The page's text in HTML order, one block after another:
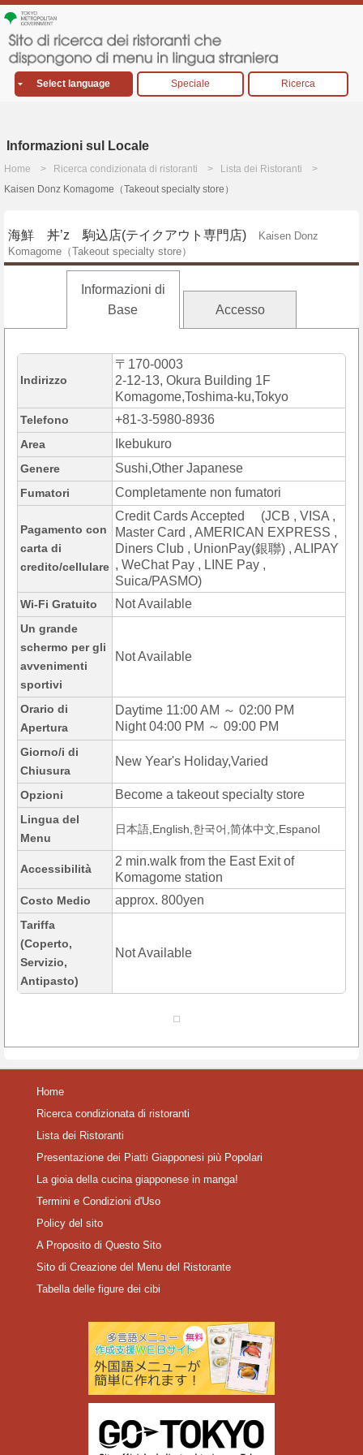
Select language Speciale Ricerca
Informazioni sul Locale
Home Ricerca condizionata di ristoranti
Lista dei Ristoranti
Kaisen Donz Komagome（Takeout specialty store）
海鮮 丼’z 駒込店(テイクアウト専門店)
Kaisen Donz
Komagome（Takeout specialty store）
Informazioni di
Base
Accesso
Indirizzo
〒170-0003
2-12-13, Okura Building 1F
Komagome,Toshima-ku,Tokyo
Telefono +81-3-5980-8936
Area Ikebukuro
Genere Sushi,Other Japanese
Fumatori Completamente non fumatori
Pagamento con
carta di
credito/cellulare
Credit Cards Accepted (JCB , VISA ,
Master Card , AMERICAN EXPRESS ,
Diners Club , UnionPay(銀聯) , ALIPAY
, WeChat Pay , LINE Pay ,
Suica/PASMO)
Wi-Fi Gratuito Not Available
Un grande
schermo per gli
avvenimenti
sportivi
Not Available
Orario di
Apertura
Daytime 11:00 AM ～ 02:00 PM
Night 04:00 PM ～ 09:00 PM
Giorno/i di
Chiusura
New Year's Holiday,Varied
Opzioni Become a takeout specialty store
Lingua del
Menu
日本語,English,한국어,简体中文,Espanol
Accessibilità
2 min.walk from the East Exit of
Komagome station
Costo Medio approx. 800yen
Tariffa
(Coperto,
Servizio,
Antipasto)
Not Available
Home
Ricerca condizionata di ristoranti
Lista dei Ristoranti
Presentazione dei Piatti Giapponesi più Popolari
La gioia della cucina giapponese in manga!
Termini e Condizioni d'Uso
Policy del sito
A Proposito di Questo Sito
Sito di Creazione del Menu del Ristorante
Tabella delle figure dei cibi